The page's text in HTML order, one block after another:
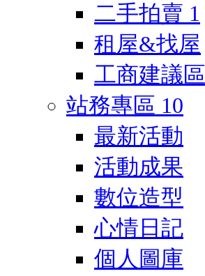
二手拍賣 1
租屋&找屋
工商建議區
站務專區 10
最新活動
活動成果
數位造型
心情日記
個人圖庫